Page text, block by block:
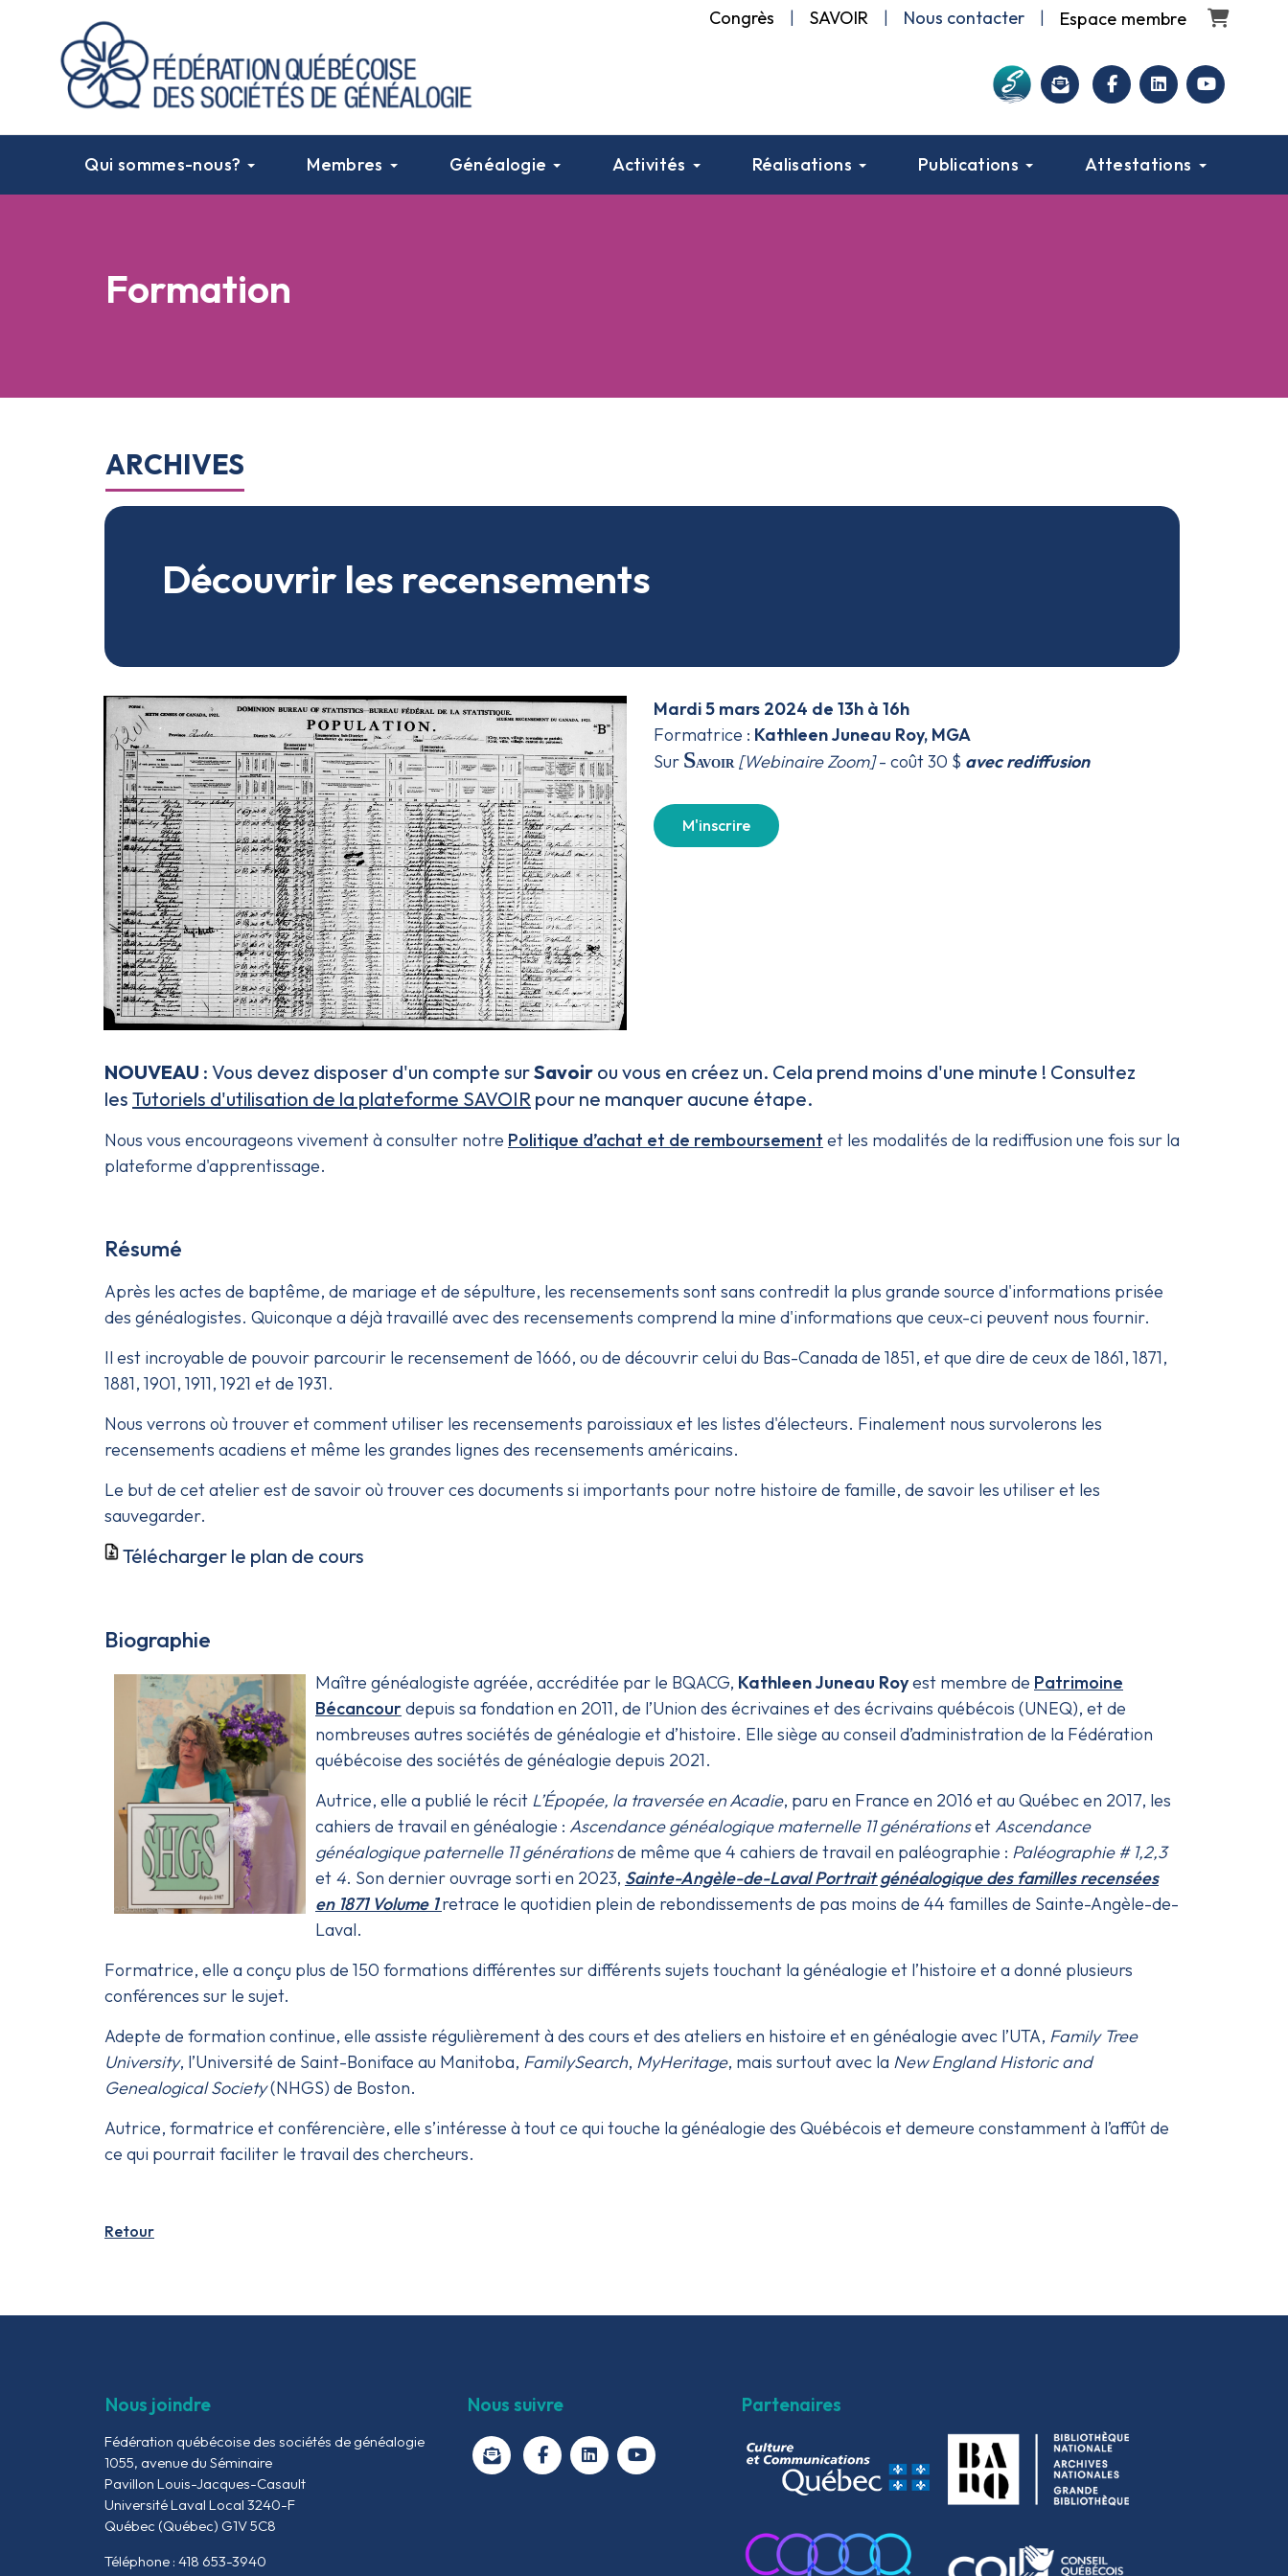
Congrès | SAVOIR| Nous contacter| Panier
facebooklinkedinyoutube
Qui sommes-nous? Membres Généalogie Activités Réalisations Publications Attestations
Formation
ARCHIVES
Découvrir les recensements
Mardi 5 mars 2024 de 13h à 16h
Formatrice : Kathleen Juneau Roy, MGA
Sur Savoir [Webinaire Zoom]- coût 30 $ avec rediffusion
M'inscrire
NOUVEAU : Vous devez disposer d'un compte surSavoir ou vous en créez un. Cela prend moins d'une minute ! Consultez
les Tutoriels d'utilisation de la plateforme SAVOIR pour ne manquer aucune étape.
Nous vous encourageons vivement à consulter notre Politique d’achat et de remboursement et les modalités de la rediffusion une fois sur la
plateforme d'apprentissage.
Résumé
Après les actes de baptême, de mariage et de sépulture, les recensements sont sans contredit la plus grande source d'informations prisée
des généalogistes. Quiconque a déjà travaillé avec des recensements comprend la mine d'informations que ceux-ci peuvent nous fournir.
Il est incroyable de pouvoir parcourir le recensement de 1666, ou de découvrir celui du Bas-Canada de 1851, et que dire de ceux de 1861, 1871,
1881, 1901, 1911, 1921 et de 1931.
Nous verrons où trouver et comment utiliser les recensements paroissiaux et les listes d'électeurs. Finalement nous survolerons les
recensements acadiens et même les grandes lignes des recensements américains.
Le but de cet atelier est de savoir où trouver ces documents si importants pour notre histoire de famille, de savoir les utiliser et les
sauvegarder.
Télécharger le plan de cours
Biographie
Maître généalogiste agréée, accréditée par le BQACG, Kathleen Juneau Royest membre de Patrimoine
Bécancourdepuis sa fondation en 2011, de l’Union des écrivaines et des écrivains québécois (UNEQ), et de
nombreuses autres sociétés de généalogie et d’histoire. Elle siège au conseil d’administration de la Fédération
québécoise des sociétés de généalogie depuis 2021.
Autrice, elle a publié le récit L’Épopée, la traversée en Acadie, paru en France en 2016 et au Québec en 2017, les
cahiers de travail en généalogie : Ascendance généalogique maternelle 11 générationset Ascendance
généalogique paternelle 11 générationsde même que 4 cahiers de travail en paléographie : Paléographie # 1,2,3
et 4. Son dernier ouvrage sorti en 2023, Sainte-Angèle-de-Laval Portrait généalogique des familles recensées
en 1871 Volume 1 retrace le quotidien plein de rebondissements de pas moins de 44 familles de Sainte-Angèle-de-
Laval.
Formatrice, elle a conçu plus de 150 formations différentes sur différents sujets touchant la généalogie et l’histoire et a donné plusieurs
conférences sur le sujet.
Adepte de formation continue, elle assiste régulièrement à des cours et des ateliers en histoire et en généalogie avec l’UTA, Family Tree
University, l’Université de Saint-Boniface au Manitoba, FamilySearch, MyHeritage, mais surtout avec la New England Historic and
Genealogical Society(NHGS) de Boston.
Autrice, formatrice et conférencière, elle s’intéresse à tout ce qui touche la généalogie des Québécois et demeure constamment à l’affût de
ce qui pourrait faciliter le travail des chercheurs.
Retour
Nous joindre
Fédération québécoise des sociétés de généalogie
1055, avenue du Séminaire
Pavillon Louis-Jacques-Casault
Université Laval Local 3240-F
Québec (Québec) G1V 5C8
Téléphone : 418 653-3940
Nous suivre
facebooklinkedinyoutube
Partenaires